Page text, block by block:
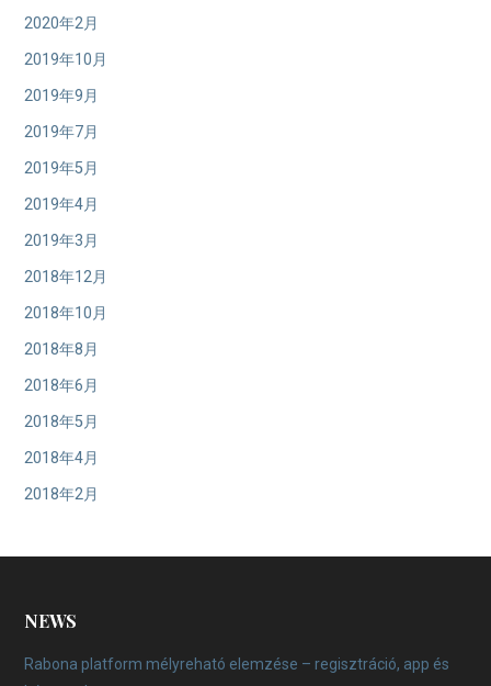
2020年2月
2019年10月
2019年9月
2019年7月
2019年5月
2019年4月
2019年3月
2018年12月
2018年10月
2018年8月
2018年6月
2018年5月
2018年4月
2018年2月
NEWS
Rabona platform mélyreható elemzése – regisztráció, app és